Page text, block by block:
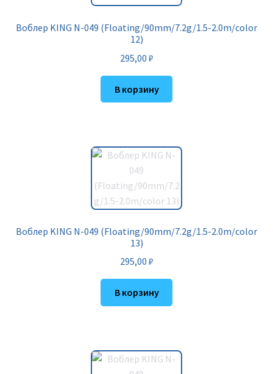
Воблер KING N-049 (Floating/90mm/7.2g/1.5-2.0m/color
12)
295,00 ₽
В корзину
Воблер KING N-049 (Floating/90mm/7.2g/1.5-2.0m/color
13)
295,00 ₽
В корзину